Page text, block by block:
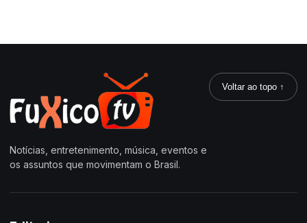
Notícias, entretenimento, música, eventos e
os assuntos que movimentam o Brasil.
Voltar ao topo ↑